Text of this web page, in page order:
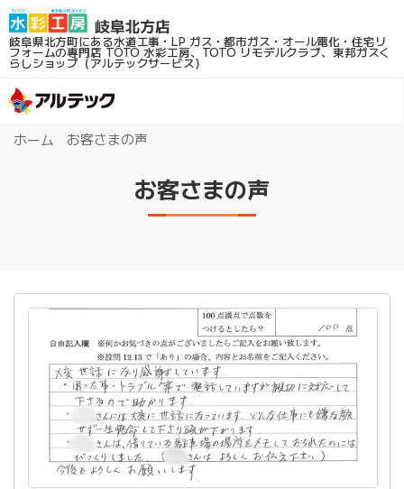
岐阜県北方町にある水道工事・LP ガス・都市ガス・オール電化・住宅リ
フォームの専門店TOTO 水彩工房、TOTO リモデルクラブ、東邦ガスく
らしショップ（アルテックサービス）
ホーム お客さまの声
お客さまの声